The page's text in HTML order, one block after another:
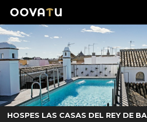
HOSPES LAS CASAS DEL REY DE